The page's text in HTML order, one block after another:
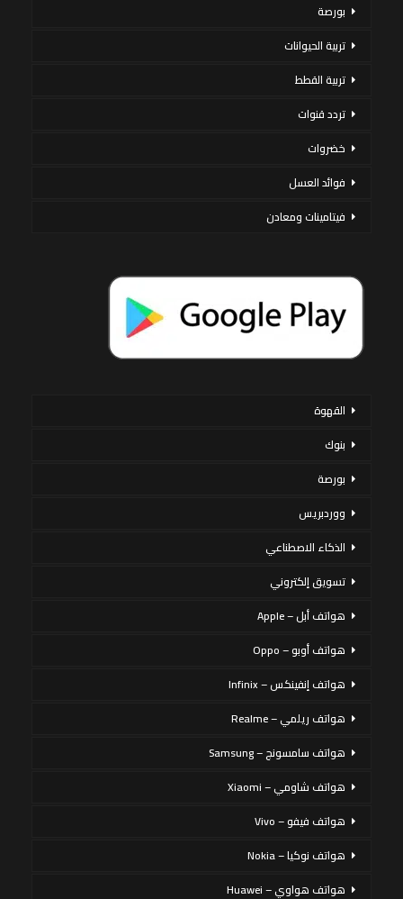
بورصة
تربية الحيوانات
تربية القطط
تردد قنوات
خضروات
فوائد العسل
فيتامينات ومعادن
القهوة
بنوك
بورصة
ووردبريس
الذكاء الاصطناعي
تسويق إلكتروني
هواتف أبل – Apple
هواتف أوبو – Oppo
هواتف إنفينكس – Infinix
هواتف ريلمي – Realme
هواتف سامسونج – Samsung
هواتف شاومي – Xiaomi
هواتف فيفو – Vivo
هواتف نوكيا – Nokia
هواتف هواوي – Huawei